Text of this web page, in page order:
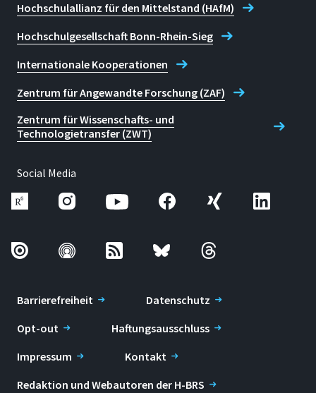
Hochschulallianz für den Mittelstand (HAfM)
Hochschulgesellschaft Bonn-Rhein-Sieg
Internationale Kooperationen
Zentrum für Angewandte Forschung (ZAF)
Zentrum für Wissenschafts- und
Technologietransfer (ZWT)
Social Media
Barrierefreiheit
Datenschutz
Opt-out
Haftungsausschluss
Impressum
Kontakt
Redaktion und Webautoren der H-BRS